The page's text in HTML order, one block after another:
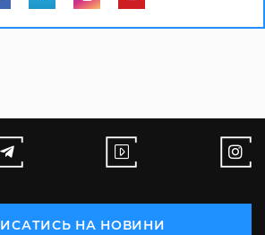
НА НОВИНИ